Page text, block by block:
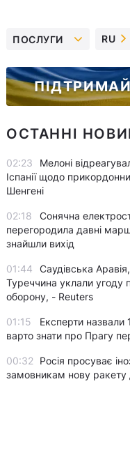
ПОСЛУГИ RU
ОСТАННІ
02:23
Мелоні
Іспанії щодо
Шенгені
02:18
Сонячна
перегородила давні
знайшли вихід
01:44
Саудівська
Туреччина уклали угоду
оборону, - Reuters
01:15
Експерти назвали
варто знати про Прагу
00:32
Росія просуває
замовникам нову